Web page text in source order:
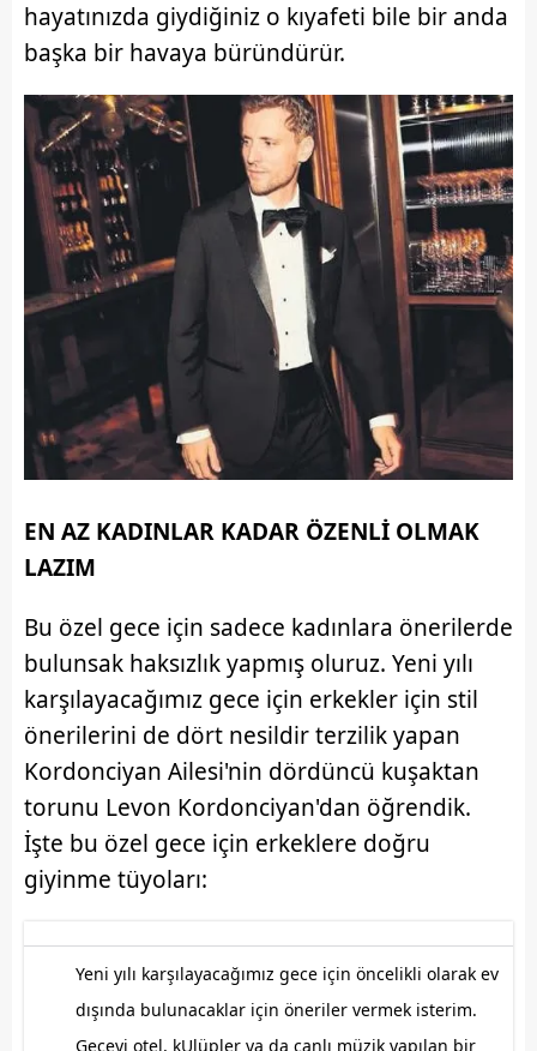
hayatınızda giydiğiniz o kıyafeti bile bir anda
başka bir havaya büründürür.
EN AZ KADINLAR KADAR ÖZENLİ OLMAK
LAZIM
Bu özel gece için sadece kadınlara önerilerde
bulunsak haksızlık yapmış oluruz. Yeni yılı
karşılayacağımız gece için erkekler için stil
önerilerini de dört nesildir terzilik yapan
Kordonciyan Ailesi'nin dördüncü kuşaktan
torunu Levon Kordonciyan'dan öğrendik.
İşte bu özel gece için erkeklere doğru
giyinme tüyoları:
Yeni yılı karşılayacağımız gece için öncelikli olarak ev
dışında bulunacaklar için öneriler vermek isterim.
Geceyi otel, kUlüpler ya da canlı müzik yapılan bir